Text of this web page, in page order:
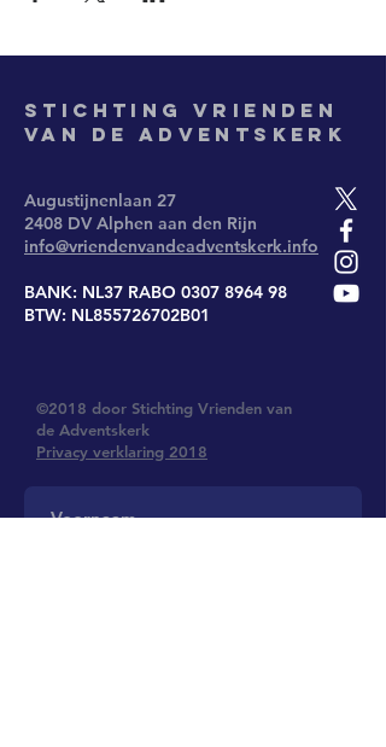
Stichting Vrienden
van de Adventskerk
Augustijnenlaan 27
2408 DV Alphen aan den Rijn
info@vriendenvandeadventskerk.info
BANK: NL37 RABO 0307 8964 98
BTW: NL855726702B01
©2018 door Stichting Vrienden van
de Adventskerk
Privacy verklaring 2018